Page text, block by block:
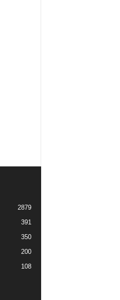
2879
391
350
200
108